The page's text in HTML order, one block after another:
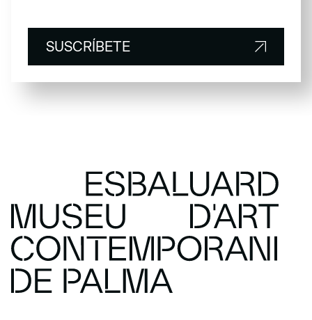
SUSCRÍBETE
SUSCRÍBETE